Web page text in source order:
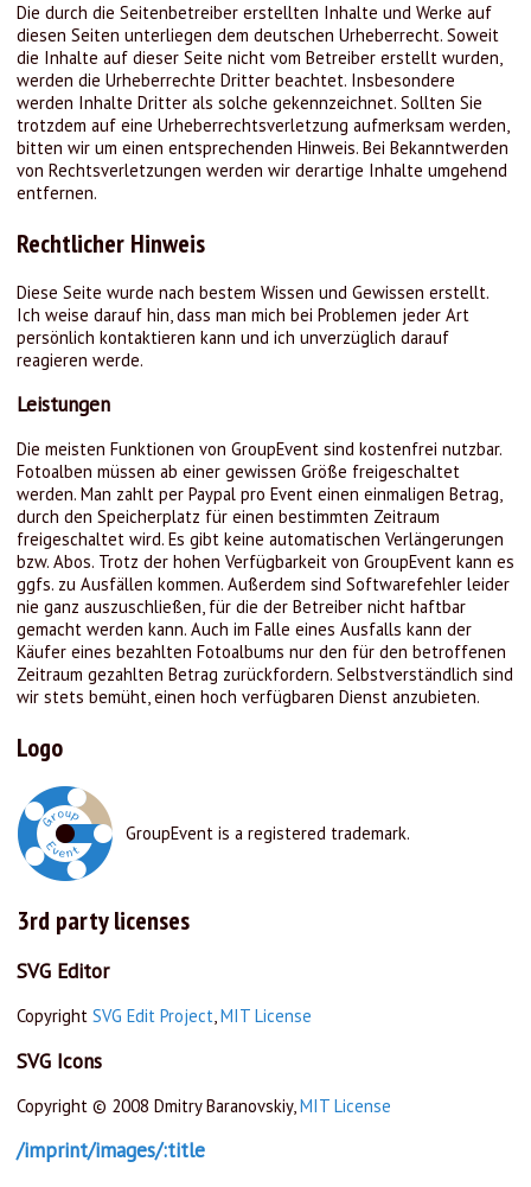
Die durch die Seitenbetreiber erstellten Inhalte und Werke auf
diesen Seiten unterliegen dem deutschen Urheberrecht. Soweit
die Inhalte auf dieser Seite nicht vom Betreiber erstellt wurden,
werden die Urheberrechte Dritter beachtet. Insbesondere
werden Inhalte Dritter als solche gekennzeichnet. Sollten Sie
trotzdem auf eine Urheberrechtsverletzung aufmerksam werden,
bitten wir um einen entsprechenden Hinweis. Bei Bekanntwerden
von Rechtsverletzungen werden wir derartige Inhalte umgehend
entfernen.
Rechtlicher Hinweis
Diese Seite wurde nach bestem Wissen und Gewissen erstellt.
Ich weise darauf hin, dass man mich bei Problemen jeder Art
persönlich kontaktieren kann und ich unverzüglich darauf
reagieren werde.
Leistungen
Die meisten Funktionen von GroupEvent sind kostenfrei nutzbar.
Fotoalben müssen ab einer gewissen Größe freigeschaltet
werden. Man zahlt per Paypal pro Event einen einmaligen Betrag,
durch den Speicherplatz für einen bestimmten Zeitraum
freigeschaltet wird. Es gibt keine automatischen Verlängerungen
bzw. Abos. Trotz der hohen Verfügbarkeit von GroupEvent kann es
ggfs. zu Ausfällen kommen. Außerdem sind Softwarefehler leider
nie ganz auszuschließen, für die der Betreiber nicht haftbar
gemacht werden kann. Auch im Falle eines Ausfalls kann der
Käufer eines bezahlten Fotoalbums nur den für den betroffenen
Zeitraum gezahlten Betrag zurückfordern. Selbstverständlich sind
wir stets bemüht, einen hoch verfügbaren Dienst anzubieten.
Logo
GroupEvent is a registered trademark.
3rd party licenses
SVG Editor
Copyright SVG Edit Project,MIT License
SVG Icons
Copyright © 2008 Dmitry Baranovskiy, MIT License
/imprint/images/:title